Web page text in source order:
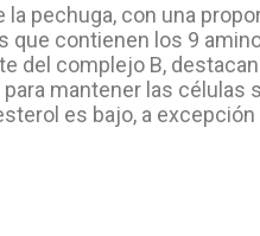
pechuga, con una
que contienen los 9
del complejo B,
mantener las células
es bajo, a excepción